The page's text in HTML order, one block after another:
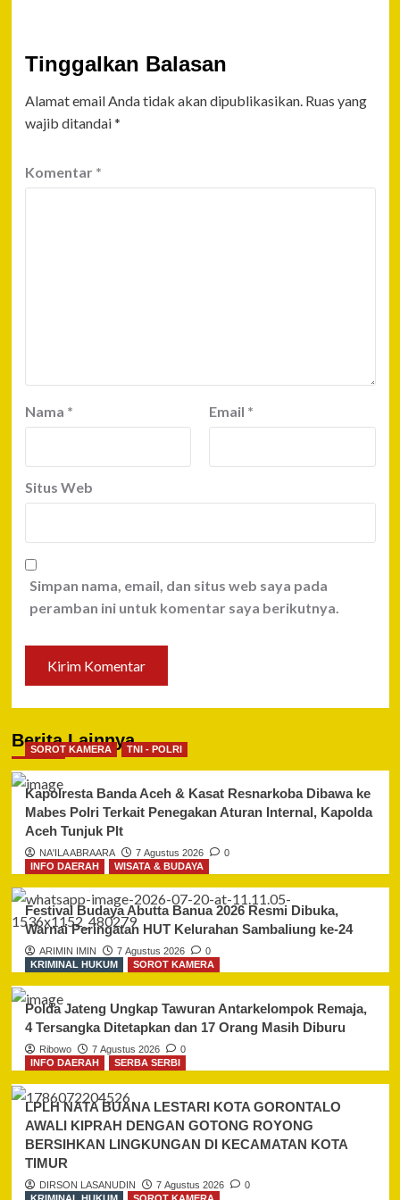
Tinggalkan Balasan
Alamat email Anda tidak akan dipublikasikan. Ruas yang
wajib ditandai*
Komentar *
Nama * Email *
Situs Web
Simpan nama, email, dan situs web saya pada
peramban ini untuk komentar saya berikutnya.
Berita Lainnya
SOROT KAMERA TNI - POLRI
Kapolresta Banda Aceh & Kasat Resnarkoba Dibawa ke
Mabes Polri Terkait Penegakan Aturan Internal, Kapolda
Aceh Tunjuk Plt
NA'ILA ABRAARA 7 Agustus 2026
0
INFO DAERAH
WISATA & BUDAYA
Festival Budaya Abutta Banua 2026 Resmi Dibuka,
Warnai Peringatan HUT Kelurahan Sambaliung ke-24
ARIMIN IMIN 7 Agustus 2026
0
KRIMINAL HUKUM
SOROT KAMERA
Polda Jateng Ungkap Tawuran Antarkelompok Remaja,
4 Tersangka Ditetapkan dan 17 Orang Masih Diburu
Ribowo 7 Agustus 2026
0
INFO DAERAH
SERBA SERBI
LPLH NATA BUANA LESTARI KOTA GORONTALO
AWALI KIPRAH DENGAN GOTONG ROYONG
BERSIHKAN LINGKUNGAN DI KECAMATAN KOTA
TIMUR
DIRSON LASANUDIN 7 Agustus 2026
0